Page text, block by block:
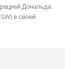
Дональда
в своей